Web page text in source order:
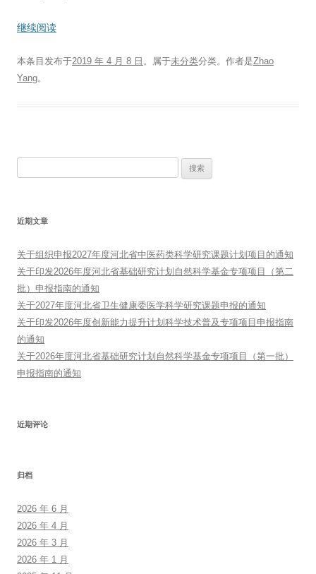
继续阅读
本条目发布于2019 年 4 月 8 日 。属于未分类分类。 作者是Zhao
Yang。
近期文章
关于组织申报2027年度河北省中医药类科学研究课题计划项目的通知
关于印发2026年度河北省基础研究计划自然科学基金专项项目（第二
批）申报指南的通知
关于2027年度河北省卫生健康委医学科学研究课题申报的通知
关于印发2026年度创新能力提升计划科学技术普及专项项目申报指南
的通知
关于2026年度河北省基础研究计划自然科学基金专项项目（第一批）
申报指南的通知
近期评论
归档
2026 年 6 月
2026 年 4 月
2026 年 3 月
2026 年 1 月